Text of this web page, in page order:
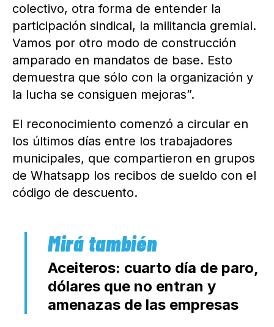
colectivo, otra forma de entender la
participación sindical, la militancia gremial.
Vamos por otro modo de construcción
amparado en mandatos de base. Esto
demuestra que sólo con la organización y
la lucha se consiguen mejoras”.
El reconocimiento comenzó a circular en
los últimos días entre los trabajadores
municipales, que compartieron en grupos
de Whatsapp los recibos de sueldo con el
código de descuento.
Aceiteros: cuarto día de paro,
dólares que no entran y
amenazas de las empresas